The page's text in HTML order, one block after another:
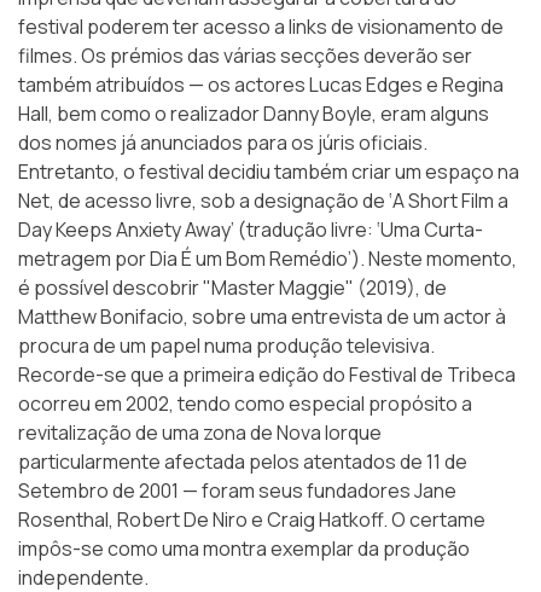
festival poderem ter acesso a links de visionamento de
filmes. Os prémios das várias secções deverão ser
também atribuídos — os actores Lucas Edges e Regina
Hall, bem como o realizador Danny Boyle, eram alguns
dos nomes já anunciados para os júris oficiais.
Entretanto, o festival decidiu também criar um espaço na
Net, de acesso livre, sob a designação de ‘A Short Film a
Day Keeps Anxiety Away’ (tradução livre: ‘Uma Curta-
metragem por Dia É um Bom Remédio’). Neste momento,
é possível descobrir"Master Maggie" (2019), de
Matthew Bonifacio, sobre uma entrevista de um actor à
procura de um papel numa produção televisiva.
Recorde-se que a primeira edição do Festival de Tribeca
ocorreu em 2002, tendo como especial propósito a
revitalização de uma zona de Nova Iorque
particularmente afectada pelos atentados de 11 de
Setembro de 2001 — foram seus fundadores Jane
Rosenthal, Robert De Niro e Craig Hatkoff. O certame
impôs-se como uma montra exemplar da produção
independente.